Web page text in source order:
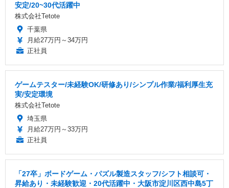
安定/20~30代活躍中
株式会社Tetote
千葉県
月給27万円～34万円
正社員
ゲームテスター/未経験OK/研修あり/シンプル作業/福利厚生充
実/安定環境
株式会社Tetote
埼玉県
月給27万円～33万円
正社員
「27卒」ボードゲーム・パズル製造スタッフ/シフト相談可・
昇給あり・未経験歓迎・20代活躍中・大阪市淀川区西中島5丁